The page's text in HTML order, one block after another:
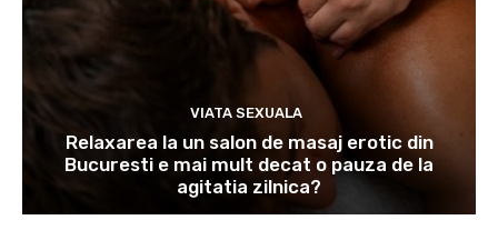
VIATA SEXUALA
Relaxarea la un salon de masaj erotic din
Bucuresti e mai mult decat o pauza de la
agitatia zilnica?